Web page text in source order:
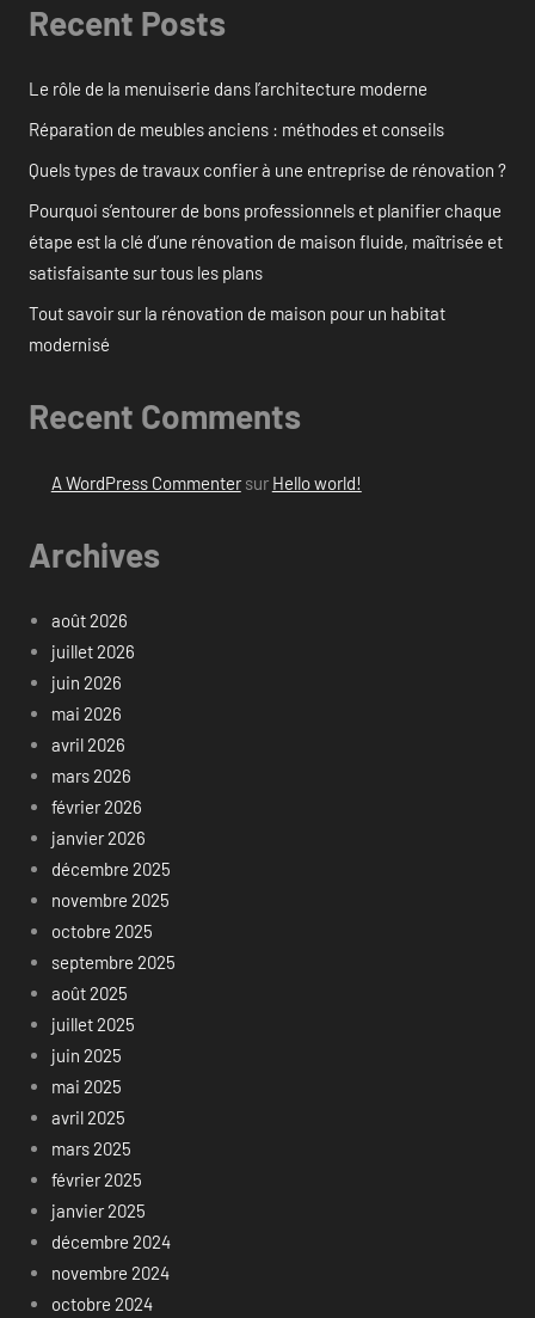
Recent Posts
Le rôle de la menuiserie dans l’architecture moderne
Réparation de meubles anciens : méthodes et conseils
Quels types de travaux confier à une entreprise de rénovation ?
Pourquoi s’entourer de bons professionnels et planifier chaque
étape est la clé d’une rénovation de maison fluide, maîtrisée et
satisfaisante sur tous les plans
Tout savoir sur la rénovation de maison pour un habitat
modernisé
Recent Comments
A WordPress Commentersur Hello world!
Archives
août 2026
juillet 2026
juin 2026
mai 2026
avril 2026
mars 2026
février 2026
janvier 2026
décembre 2025
novembre 2025
octobre 2025
septembre 2025
août 2025
juillet 2025
juin 2025
mai 2025
avril 2025
mars 2025
février 2025
janvier 2025
décembre 2024
novembre 2024
octobre 2024